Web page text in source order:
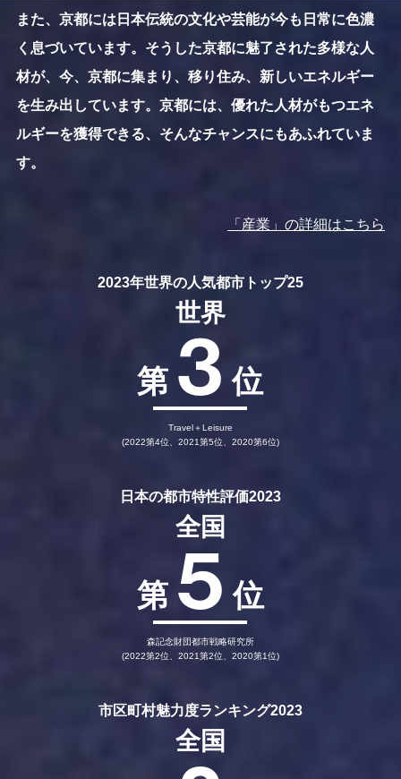
また、京都には日本伝統の文化や芸能が今も日常に色濃
く息づいています。そうした京都に魅了された多様な人
材が、今、京都に集まり、移り住み、新しいエネルギー
を生み出しています。京都には、優れた人材がもつエネ
ルギーを獲得できる、そんなチャンスにもあふれていま
す。
「産業」の詳細はこちら
2023年世界の人気都市トップ25
世界
第 3 位
Travel＋Leisure
(2022第4位、2021第5位、2020第6位)
日本の都市特性評価2023
全国
第 5 位
森記念財団都市戦略研究所
(2022第2位、2021第2位、2020第1位)
市区町村魅力度ランキング2023
全国